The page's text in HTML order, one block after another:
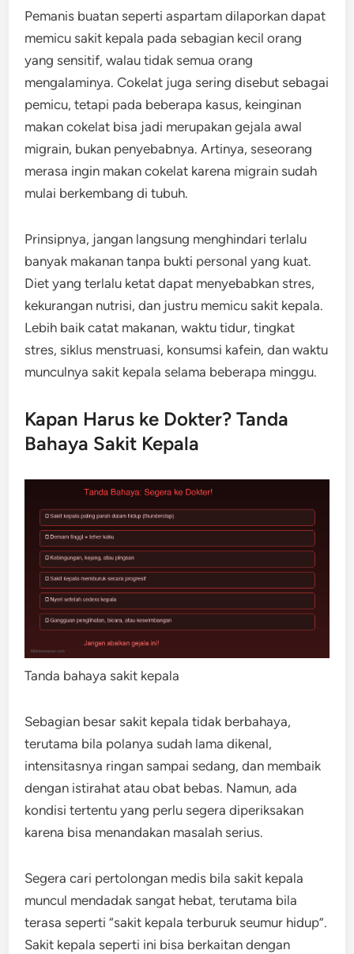
Pemanis buatan seperti aspartam dilaporkan dapat
memicu sakit kepala pada sebagian kecil orang
yang sensitif, walau tidak semua orang
mengalaminya. Cokelat juga sering disebut sebagai
pemicu, tetapi pada beberapa kasus, keinginan
makan cokelat bisa jadi merupakan gejala awal
migrain, bukan penyebabnya. Artinya, seseorang
merasa ingin makan cokelat karena migrain sudah
mulai berkembang di tubuh.
Prinsipnya, jangan langsung menghindari terlalu
banyak makanan tanpa bukti personal yang kuat.
Diet yang terlalu ketat dapat menyebabkan stres,
kekurangan nutrisi, dan justru memicu sakit kepala.
Lebih baik catat makanan, waktu tidur, tingkat
stres, siklus menstruasi, konsumsi kafein, dan waktu
munculnya sakit kepala selama beberapa minggu.
Kapan Harus ke Dokter? Tanda
Bahaya Sakit Kepala
Tanda bahaya sakit kepala
Sebagian besar sakit kepala tidak berbahaya,
terutama bila polanya sudah lama dikenal,
intensitasnya ringan sampai sedang, dan membaik
dengan istirahat atau obat bebas. Namun, ada
kondisi tertentu yang perlu segera diperiksakan
karena bisa menandakan masalah serius.
Segera cari pertolongan medis bila sakit kepala
muncul mendadak sangat hebat, terutama bila
terasa seperti “sakit kepala terburuk seumur hidup”.
Sakit kepala seperti ini bisa berkaitan dengan